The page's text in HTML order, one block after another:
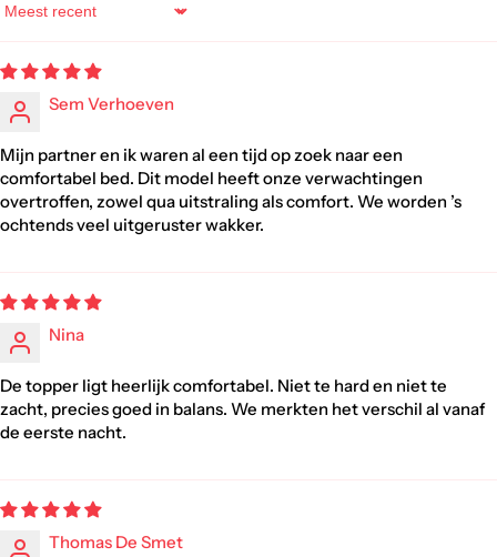
Sort by
Sem Verhoeven
Mijn partner en ik waren al een tijd op zoek naar een
comfortabel bed. Dit model heeft onze verwachtingen
overtroffen, zowel qua uitstraling als comfort. We worden ’s
ochtends veel uitgeruster wakker.
Nina
De topper ligt heerlijk comfortabel. Niet te hard en niet te
zacht, precies goed in balans. We merkten het verschil al vanaf
de eerste nacht.
Thomas De Smet